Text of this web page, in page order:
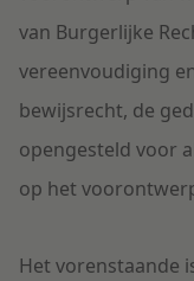
van Burgerlijke
vereenvoudiging
bewijsrecht, de
opengesteld voor
op het
Het vorenstaande